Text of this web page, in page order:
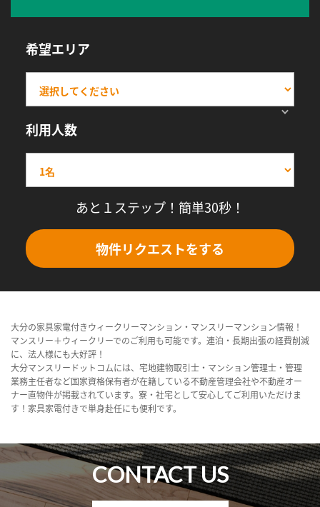
希望エリア
利用人数
あと１ステップ！簡単30秒！
物件リクエストをする
大分の家具家電付きウィークリーマンション・マンスリーマンション情報！
マンスリー＋ウィークリーでのご利用も可能です。連泊・長期出張の経費削減
に、法人様にも大好評！
大分マンスリードットコムには、宅地建物取引士・マンション管理士・管理
業務主任者など国家資格保有者が在籍している不動産管理会社や不動産オー
ナー直物件が掲載されています。寮・社宅として安心してご利用いただけま
す！家具家電付きで単身赴任にも便利です。
CONTACT US